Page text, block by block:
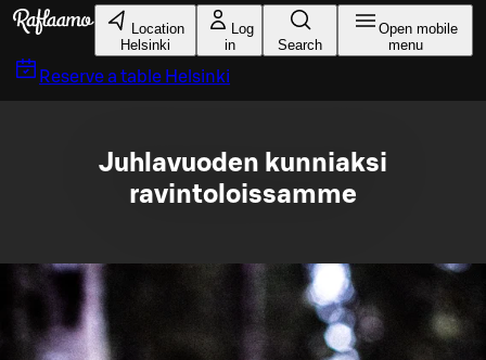
Skip to main content
Location
Helsinki
Log
in
Search
Open mobile
menu
Reserve a table Helsinki
Juhlavuoden kunniaksi
ravintoloissamme